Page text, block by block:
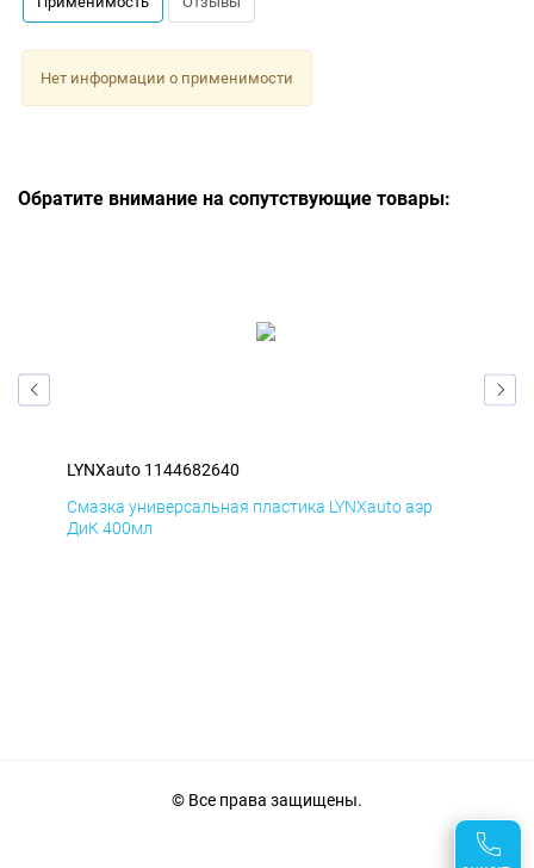
Нет информации о применимости
Обратите внимание на сопутствующие товары:
LYNXauto 1144682640
Смазка универсальная пластика LYNXauto аэр
ДиК 400мл
© Все права защищены.